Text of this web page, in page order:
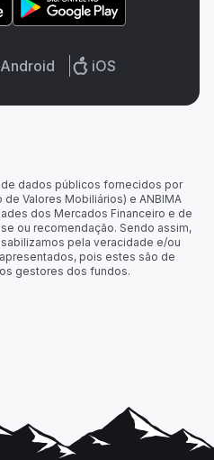
Android iOS
de dados públicos fornecidos por
Valores Mobiliários) e ANBIMA
dos Mercados Financeiro e de
ou recomendação. Sendo assim,
pela veracidade e/ou
pois estes são de
gestores dos fundos.